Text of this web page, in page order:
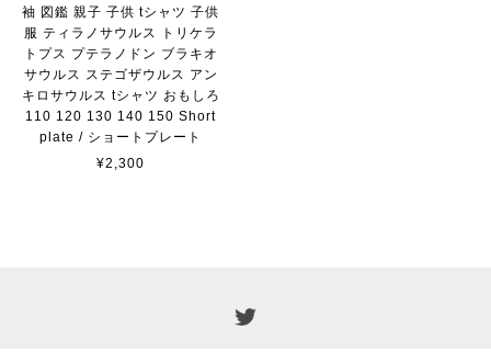
袖 図鑑 親子 子供 tシャツ 子供
服 ティラノサウルス トリケラ
トプス プテラノドン ブラキオ
サウルス ステゴザウルス アン
キロサウルス tシャツ おもしろ
110 120 130 140 150 Short
plate / ショートプレート
¥2,300